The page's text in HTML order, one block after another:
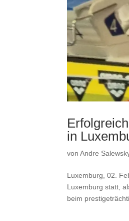
in
vonAndre
Luxemburg, 02.
Luxemburg statt,
beim